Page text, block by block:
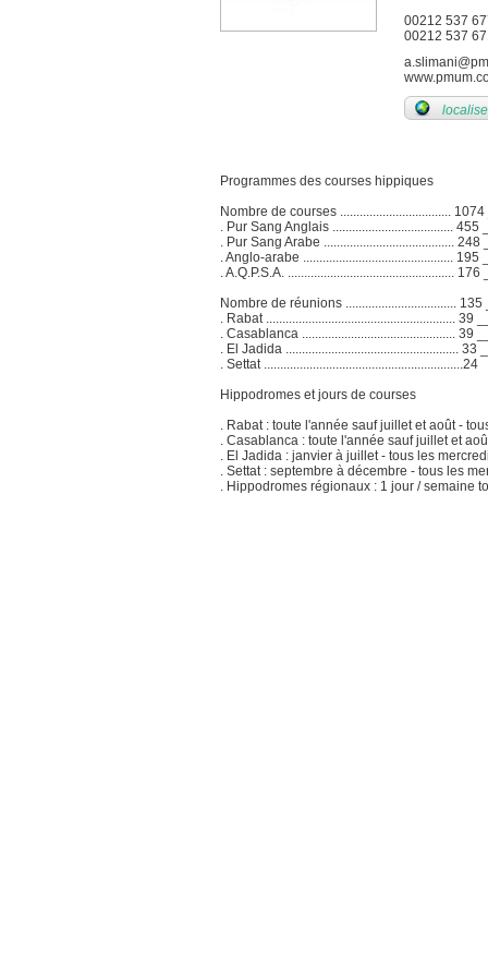
00212 537
00212 537
Programmes des courses hippiques
Nombre de courses ..................................
. Pur Sang Anglais .....................................
. Pur Sang Arabe ........................................
. Anglo-arabe ..............................................
. A.Q.P.S.A. ...................................................
Nombre de réunions ..................................
. Rabat ..........................................................
. Casablanca ............................................... 39
. El Jadida .....................................................
. Settat .............................................................24
Hippodromes et jours de courses
. Rabat : toute l'année sauf juillet et août -
. Casablanca : toute l'année sauf juillet et
. El Jadida : janvier à juillet - tous les
. Settat : septembre à décembre - tous les
. Hippodromes régionaux : 1 jour / semaine